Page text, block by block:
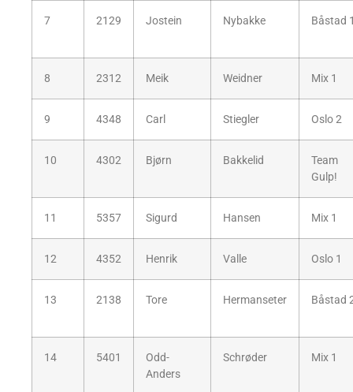
7 2129 Jostein Nybakke Båstad
8 2312 Meik Weidner Mix 1
9 4348 Carl Stiegler Oslo 2
10 4302 Bjørn Bakkelid
Team
Gulp!
11 5357 Sigurd Hansen Mix 1
12 4352 Henrik Valle Oslo 1
13 2138 Tore Hermanseter Båstad
14 5401
Odd-
Anders
Schrøder Mix 1